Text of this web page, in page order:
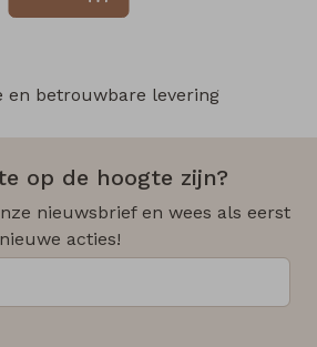
en betrouwbare levering
op de hoogte zijn?
nieuwsbrief en wees als eerst
acties!